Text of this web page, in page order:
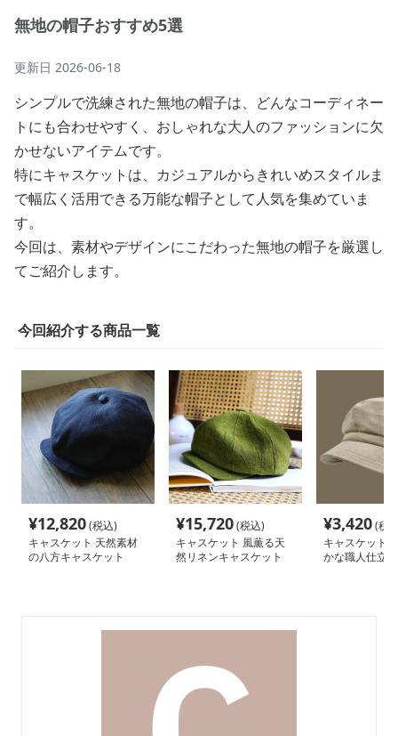
無地の帽子おすすめ5選
更新日 2026-06-18
シンプルで洗練された無地の帽子は、どんなコーディネー
トにも合わせやすく、おしゃれな大人のファッションに欠
かせないアイテムです。
特にキャスケットは、カジュアルからきれいめスタイルま
で幅広く活用できる万能な帽子として人気を集めていま
す。
今回は、素材やデザインにこだわった無地の帽子を厳選し
てご紹介します。
今回紹介する商品一覧
¥12,820(税込)
キャスケット 天然素材
の八方キャスケット
¥15,720(税込)
キャスケット 風薫る天
然リネンキャスケット
¥3,420(税
キャスケット
かな職人仕立